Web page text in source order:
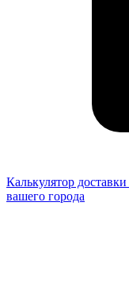
Калькулятор доставки
вашего города